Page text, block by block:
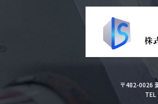
〒482-0026